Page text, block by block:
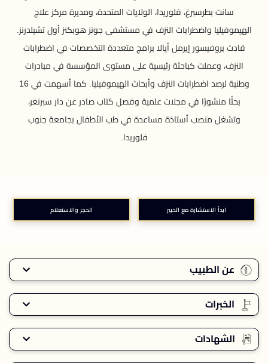
سانت بطرسبرغ، فلوريدا، الولايات المتحدة، ومديرة مركز علاج
الهيموفيليا واضطرابات النزف في مستشفى جونز هوبكنز أول تشيلدرنز.
قادت بروفيسور إيرمل أيالا برامج متعددة التخصصات في اضطرابات
النزف، وعملت كباحثة رئيسية على مستوى المؤسسة في مبادرات
وطنية لرصد اضطرابات النزف وأبحاث الهيموفيليا. كما أسهمت في 16
بحثًا منشورًا في مجلات علمية وفصل كتاب صادر عن دار سبرنغر،
وتشغل منصب أستاذة مساعدة في طب الأطفال بجامعة جنوب
فلوريدا.
ابدأ الاستشارة مع الخبير الحجز والاستعلام
عن الطبيب
الخبرات
الشهادات